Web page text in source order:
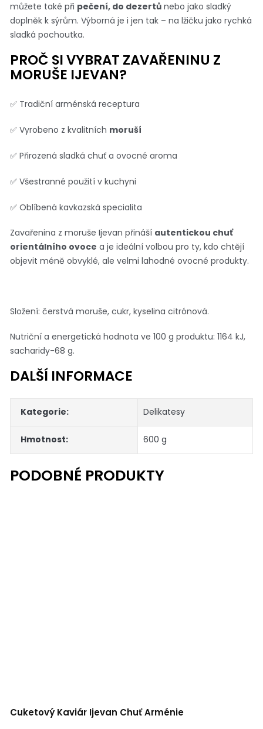
můžete také při pečení, do dezertů nebo jako sladký
doplněk k sýrům. Výborná je i jen tak – na lžičku jako rychká
sladká pochoutka.
PROČ SI VYBRAT ZAVAŘENINU Z
MORUŠE IJEVAN?
✅ Tradiční arménská receptura
✅ Vyrobeno z kvalitních moruší
✅ Přirozená sladká chuť a ovocné aroma
✅ Všestranné použití v kuchyni
✅ Oblíbená kavkazská specialita
Zavařenina z moruše Ijevan přináší autentickou chuť
orientálního ovoce a je ideální volbou pro ty, kdo chtějí
objevit méně obvyklé, ale velmi lahodné ovocné produkty.
Složení: čerstvá moruše, cukr, kyselina citrónová.
Nutriční a energetická hodnota ve 100 g produktu: 1164 kJ,
sacharidy-68 g.
DALŠÍ INFORMACE
Kategorie: Delikatesy
Hmotnost: 600 g
Cuketový Kaviár Ijevan Chuť Arménie